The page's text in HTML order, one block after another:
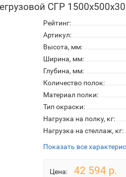
СГР
Рейтинг:
Артикул:
Высота, мм:
Ширина, мм:
Глубина, мм:
Количество полок:
Материал полки:
Тип окраски:
Нагрузка на полку, кг:
Нагрузка на стеллаж, кг:
Показать все
Цена: 42 594 р.